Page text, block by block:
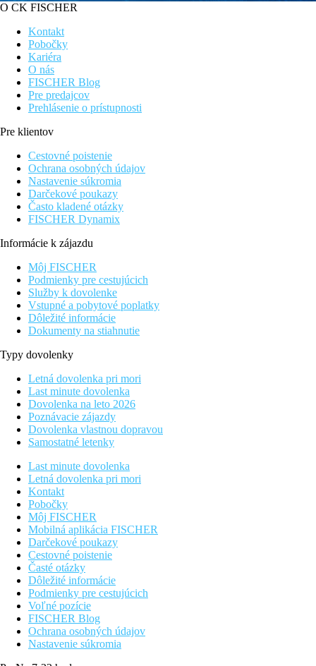
O CK FISCHER
Kontakt
Pobočky
Kariéra
O nás
FISCHER Blog
Pre predajcov
Prehlásenie o prístupnosti
Pre klientov
Cestovné poistenie
Ochrana osobných údajov
Nastavenie súkromia
Darčekové poukazy
Často kladené otázky
FISCHER Dynamix
Informácie k zájazdu
Môj FISCHER
Podmienky pre cestujúcich
Služby k dovolenke
Vstupné a pobytové poplatky
Dôležité informácie
Dokumenty na stiahnutie
Typy dovolenky
Letná dovolenka pri mori
Last minute dovolenka
Dovolenka na leto 2026
Poznávacie zájazdy
Dovolenka vlastnou dopravou
Samostatné letenky
Last minute dovolenka
Letná dovolenka pri mori
Kontakt
Pobočky
Môj FISCHER
Mobilná aplikácia FISCHER
Darčekové poukazy
Cestovné poistenie
Časté otázky
Dôležité informácie
Podmienky pre cestujúcich
Voľné pozície
FISCHER Blog
Ochrana osobných údajov
Nastavenie súkromia